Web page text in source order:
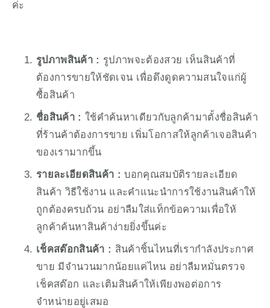
ค่ะ
รูปภาพสินค้า : รูปภาพจะต้องสวย เห็นสินค้าที่
ต้องการขายให้ชัดเจน เพื่อดึงดูดความสนใจแก่ผู้
ซื้อสินค้า
ชื่อสินค้า : ใช้คำค้นหาเดียวกับลูกค้ามาตั้งชื่อสินค้า
ที่ร้านค้าต้องการขาย เพิ่มโอกาสให้ลูกค้าเจอสินค้า
ของเรามากขึ้น
รายละเอียดสินค้า : บอกคุณสมบัติรายละเอียด
สินค้า วิธีใช้งาน และคำแนะนำการใช้งานสินค้าให้
ถูกต้องครบถ้วน อย่าลืมใส่แท็กข้อความเพื่อให้
ลูกค้าค้นหาสินค้าง่ายยิ่งขึ้นค่ะ
เช็คสต๊อกสินค้า : สินค้าชิ้นไหนที่เรากำลังประกาศ
ขาย มีจำนวนมากน้อยแค่ไหน อย่าลืมหมั่นตรวจ
เช็คสต๊อก และเติมสินค้าให้เพียงพอต่อการ
จำหน่ายอยู่เสมอ